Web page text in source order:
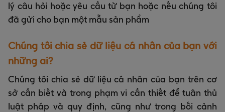
lý câu hỏi hoặc yêu cầu từ bạn hoặc nếu chúng tôi
đã gửi cho bạn một mẫu sản phẩm
Chúng tôi chia sẻ dữ liệu cá nhân của bạn với
những ai?
Chúng tôi chia sẻ dữ liệu cá nhân của bạn trên cơ
sở cần biết và trong phạm vi cần thiết để tuân thủ
luật pháp và quy định, cũng như trong bối cảnh